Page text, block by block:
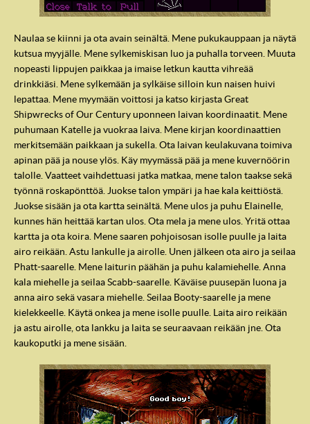
Naulaa se kiinni ja ota avain seinältä. Mene pukukauppaan ja näytä
kutsua myyjälle. Mene sylkemiskisan luo ja puhalla torveen. Muuta
nopeasti lippujen paikkaa ja imaise letkun kautta vihreää
drinkkiäsi. Mene sylkemään ja sylkäise silloin kun naisen huivi
lepattaa. Mene myymään voittosi ja katso kirjasta Great
Shipwrecks of Our Century uponneen laivan koordinaatit. Mene
puhumaan Katelle ja vuokraa laiva. Mene kirjan koordinaattien
merkitsemään paikkaan ja sukella. Ota laivan keulakuvana toimiva
apinan pää ja nouse ylös. Käy myymässä pää ja mene kuvernöörin
talolle. Vaatteet vaihdettuasi jatka matkaa, mene talon taakse sekä
työnnä roskapönttöä. Juokse talon ympäri ja hae kala keittiöstä.
Juokse sisään ja ota kartta seinältä. Mene ulos ja puhu Elainelle,
kunnes hän heittää kartan ulos. Ota mela ja mene ulos. Yritä ottaa
kartta ja ota koira. Mene saaren pohjoisosan isolle puulle ja laita
airo reikään. Astu lankulle ja airolle. Unen jälkeen ota airo ja seilaa
Phatt-saarelle. Mene laiturin päähän ja puhu kalamiehelle. Anna
kala miehelle ja seilaa Scabb-saarelle. Käväise puusepän luona ja
anna airo sekä vasara miehelle. Seilaa Booty-saarelle ja mene
kielekkeelle. Käytä onkea ja mene isolle puulle. Laita airo reikään
ja astu airolle, ota lankku ja laita se seuraavaan reikään jne. Ota
kaukoputki ja mene sisään.